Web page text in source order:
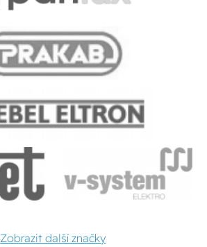
Zobrazit další značky